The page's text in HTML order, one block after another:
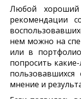
Любой
рекомендации
нем можно на
или в
попросить
мнение и